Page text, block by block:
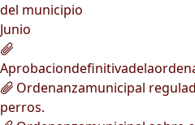
del municipio
Junio
Ordenanzamunicipal
perros.